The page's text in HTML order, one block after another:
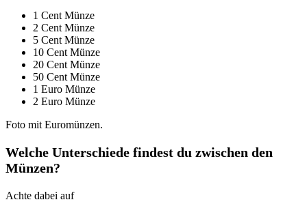
1 Cent Münze
2 Cent Münze
5 Cent Münze
10 Cent Münze
20 Cent Münze
50 Cent Münze
1 Euro Münze
2 Euro Münze
Foto mit Euromünzen.
Welche Unterschiede findest du zwischen den
Münzen?
Achte dabei auf